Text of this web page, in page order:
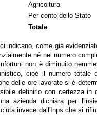
Agricoltura
Per conto dello Stato
Totale
indicano, come già
né nel numero
non è diminuito
cioè il numero totale
delle ore lavorate si è
definirlo con certezza in
azienda dichiara per
invece dall'Inps che si